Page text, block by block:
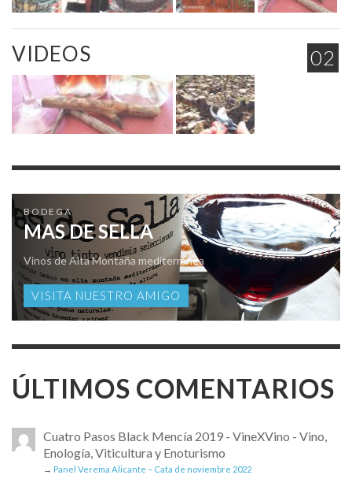
02
VIDEOS
BODEGA
MAS DE SELLA
Vinos de Alta Montaña mediterránea
VISITA NUESTRO AMIGO
ÚLTIMOS COMENTARIOS
Cuatro Pasos Black Mencía 2019 - VineXVino - Vino,
Enología, Viticultura y Enoturismo
→ Panel Verema Alicante – Cata de noviembre 2022